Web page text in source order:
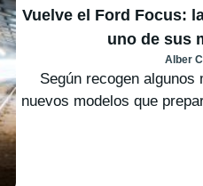
Vuelve el Ford Focus:
uno de sus
Alber
Según recogen
nuevos modelos que